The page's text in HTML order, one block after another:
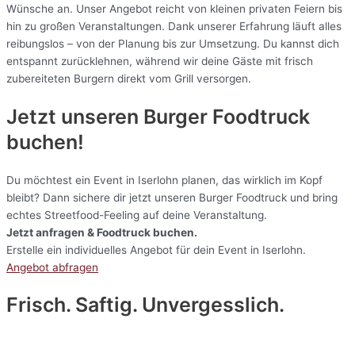
Wünsche an. Unser Angebot reicht von kleinen privaten Feiern bis
hin zu großen Veranstaltungen. Dank unserer Erfahrung läuft alles
reibungslos – von der Planung bis zur Umsetzung. Du kannst dich
entspannt zurücklehnen, während wir deine Gäste mit frisch
zubereiteten Burgern direkt vom Grill versorgen.
Jetzt unseren Burger Foodtruck
buchen!
Du möchtest ein Event in Iserlohn planen, das wirklich im Kopf
bleibt? Dann sichere dir jetzt unseren Burger Foodtruck und bring
echtes Streetfood-Feeling auf deine Veranstaltung.
Jetzt anfragen & Foodtruck buchen.
Erstelle ein individuelles Angebot für dein Event in Iserlohn.
Angebot abfragen
Frisch. Saftig. Unvergesslich.